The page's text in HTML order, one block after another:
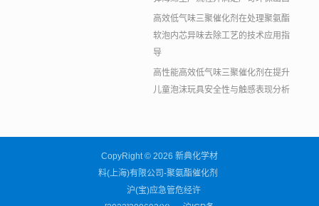
高效低气味三聚催化剂在处理聚氨酯
软泡内芯异味去除工艺的技术应用指
导
高性能高效低气味三聚催化剂在提升
儿童泡沫玩具安全性与触感表现分析
CopyRight © 2026 新典化学材
料(上海)有限公司-聚氨酯催化剂
沪(宝)应急管危经许